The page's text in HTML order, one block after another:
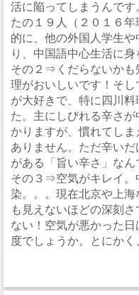
活に陥ってしまうんで
たの１９人（２０１６
的に、他の外国人学生
り、中国語中心生活に身
その２⇒くだらないかも
理がおいしいです！そ
が大好きで、特に四川
た。主にしびれる辛さ
かりますが、慣れてし
ありません。ただ辛い
がある「旨い辛さ」なん
その３⇒空気がキレイ。
染。。。現在北京や上
も見えないほどの深刻
ない！空気が悪かった
度でしょうか。とにかく